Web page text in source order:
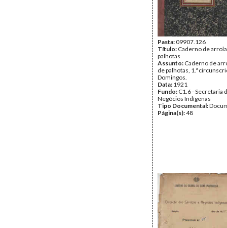
Pasta:09907.126
Título: Caderno de
palhotas
Assunto: Caderno de
de palhotas, 1.ª
Domingos.
Data: 1921
Fundo: C1.6 - Secretaria
Negócios Indígenas
Tipo Documental:
Página(s):48